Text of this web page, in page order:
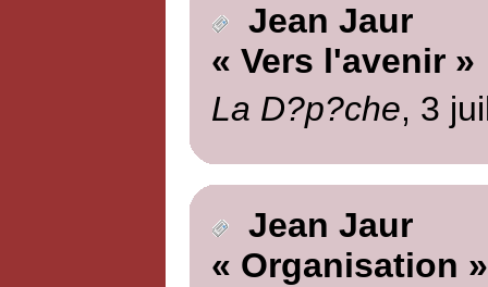
Jean Jaur
« Vers l'avenir »
La D?p?che, 3
Jean Jaur
« Organisation »